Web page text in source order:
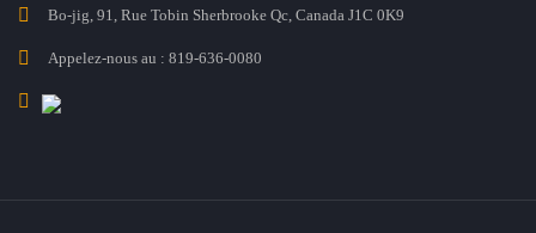
Bo-jig, 91, Rue Tobin Sherbrooke Qc, Canada J1C 0K9
Appelez-nous au : 819-636-0080